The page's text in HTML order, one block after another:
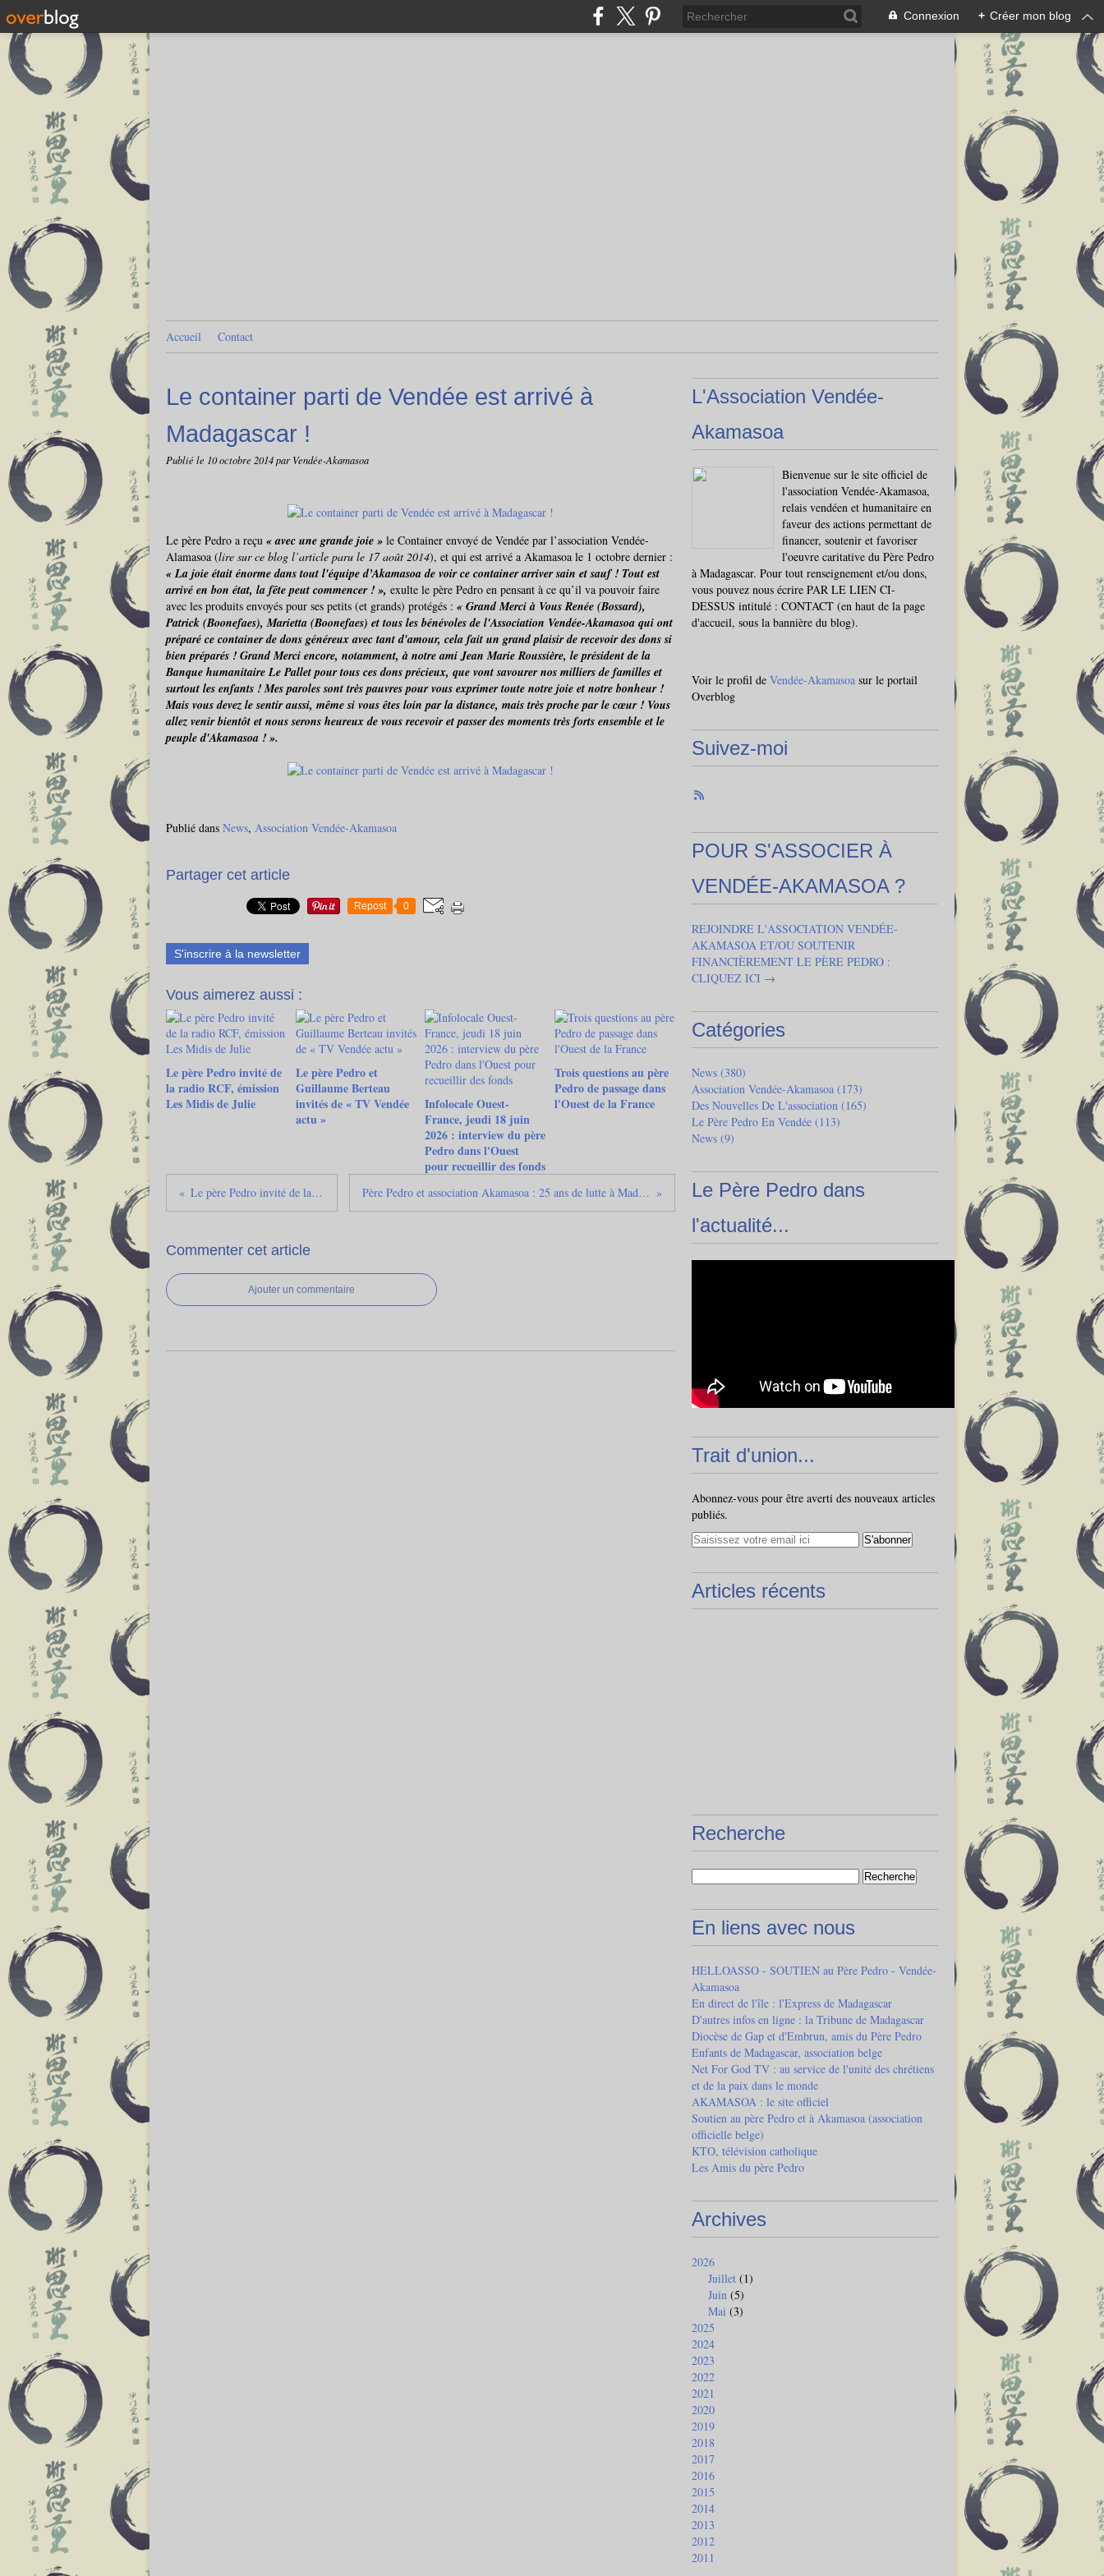
Connexion + Créer mon blog
Accueil Contact
Le container parti de Vendée est arrivé à
Madagascar !
Publié le 10 octobre 2014par Vendée-Akamasoa
Le père Pedro a reçu « avec une grande joie » le Container envoyé de Vendée par l’association Vendée-
Alamasoa (lire sur ce blog l’article paru le 17 août 2014), et qui est arrivé a Akamasoa le 1 octobre dernier :
« La joie était énorme dans tout l'équipe d’Akamasoa de voir ce container arriver sain et sauf ! Tout est
arrivé en bon état, la fête peut commencer ! », exulte le père Pedro en pensant à ce qu’il va pouvoir faire
avec les produits envoyés pour ses petits (et grands) protégés : « Grand Merci à Vous Renée (Bossard),
Patrick (Boonefaes), Marietta (Boonefaes) et tous les bénévoles de l'Association Vendée-Akamasoa qui ont
préparé ce container de dons généreux avec tant d'amour, cela fait un grand plaisir de recevoir des dons si
bien préparés ! Grand Merci encore, notamment, à notre ami Jean Marie Roussière, le président de la
Banque humanitaire Le Pallet pour tous ces dons précieux, que vont savourer nos milliers de familles et
surtout les enfants ! Mes paroles sont très pauvres pour vous exprimer toute notre joie et notre bonheur !
Mais vous devez le sentir aussi, même si vous êtes loin par la distance, mais très proche par le cœur ! Vous
allez venir bientôt et nous serons heureux de vous recevoir et passer des moments très forts ensemble et le
peuple d'Akamasoa ! ».
Publié dans News, Association Vendée-Akamasoa
Partager cet article
Repost 0
S'inscrire à la newsletter
Vous aimerez aussi :
Le père Pedro invité de
la radio RCF, émission
Les Midis de Julie
Le père Pedro et
Guillaume Berteau
invités de « TV Vendée
actu »
Infolocale Ouest-
France, jeudi 18 juin
2026 : interview du père
Pedro dans l'Ouest
pour recueillir des fonds
Trois questions au père
Pedro de passage dans
l'Ouest de la France
Le père Pedro invité de la chaîne KTO ! Père Pedro et association Akamasoa : 25 ans de lutte à Madagascar, bon anniversaire !
Commenter cet article
Ajouter un commentaire
L'Association Vendée-
Akamasoa
Bienvenue sur le site officiel de
l'association Vendée-Akamasoa,
relais vendéen et humanitaire en
faveur des actions permettant de
financer, soutenir et favoriser
l'oeuvre caritative du Père Pedro
à Madagascar. Pour tout renseignement et/ou dons,
vous pouvez nous écrire PAR LE LIEN CI-
DESSUS intitulé : CONTACT (en haut de la page
d'accueil, sous la bannière du blog).
Voir le profil de Vendée-Akamasoa sur le portail
Overblog
Suivez-moi
POUR S'ASSOCIER À
VENDÉE-AKAMASOA ?
REJOINDRE L'ASSOCIATION VENDÉE-
AKAMASOA ET/OU SOUTENIR
FINANCIÈREMENT LE PÈRE PEDRO :
CLIQUEZ ICI →
Catégories
News (380)
Association Vendée-Akamasoa (173)
Des Nouvelles De L'association (165)
Le Père Pedro En Vendée (113)
News (9)
Le Père Pedro dans
l'actualité...
Trait d'union...
Abonnez-vous pour être averti des nouveaux articles
publiés.
Articles récents
Recherche
En liens avec nous
HELLOASSO - SOUTIEN au Père Pedro - Vendée-
Akamasoa
En direct de l'île : l'Express de Madagascar
D'autres infos en ligne : la Tribune de Madagascar
Diocèse de Gap et d'Embrun, amis du Père Pedro
Enfants de Madagascar, association belge
Net For God TV : au service de l'unité des chrétiens
et de la paix dans le monde
AKAMASOA : le site officiel
Soutien au père Pedro et à Akamasoa (association
officielle belge)
KTO, télévision catholique
Les Amis du père Pedro
Archives
2026
Juillet (1)
Juin (5)
Mai (3)
2025
2024
2023
2022
2021
2020
2019
2018
2017
2016
2015
2014
2013
2012
2011